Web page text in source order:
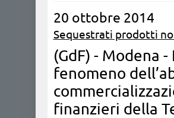
20 ottobre 2014
Sequestrati prodotti
(GdF) - Modena
fenomeno
finanzieri della